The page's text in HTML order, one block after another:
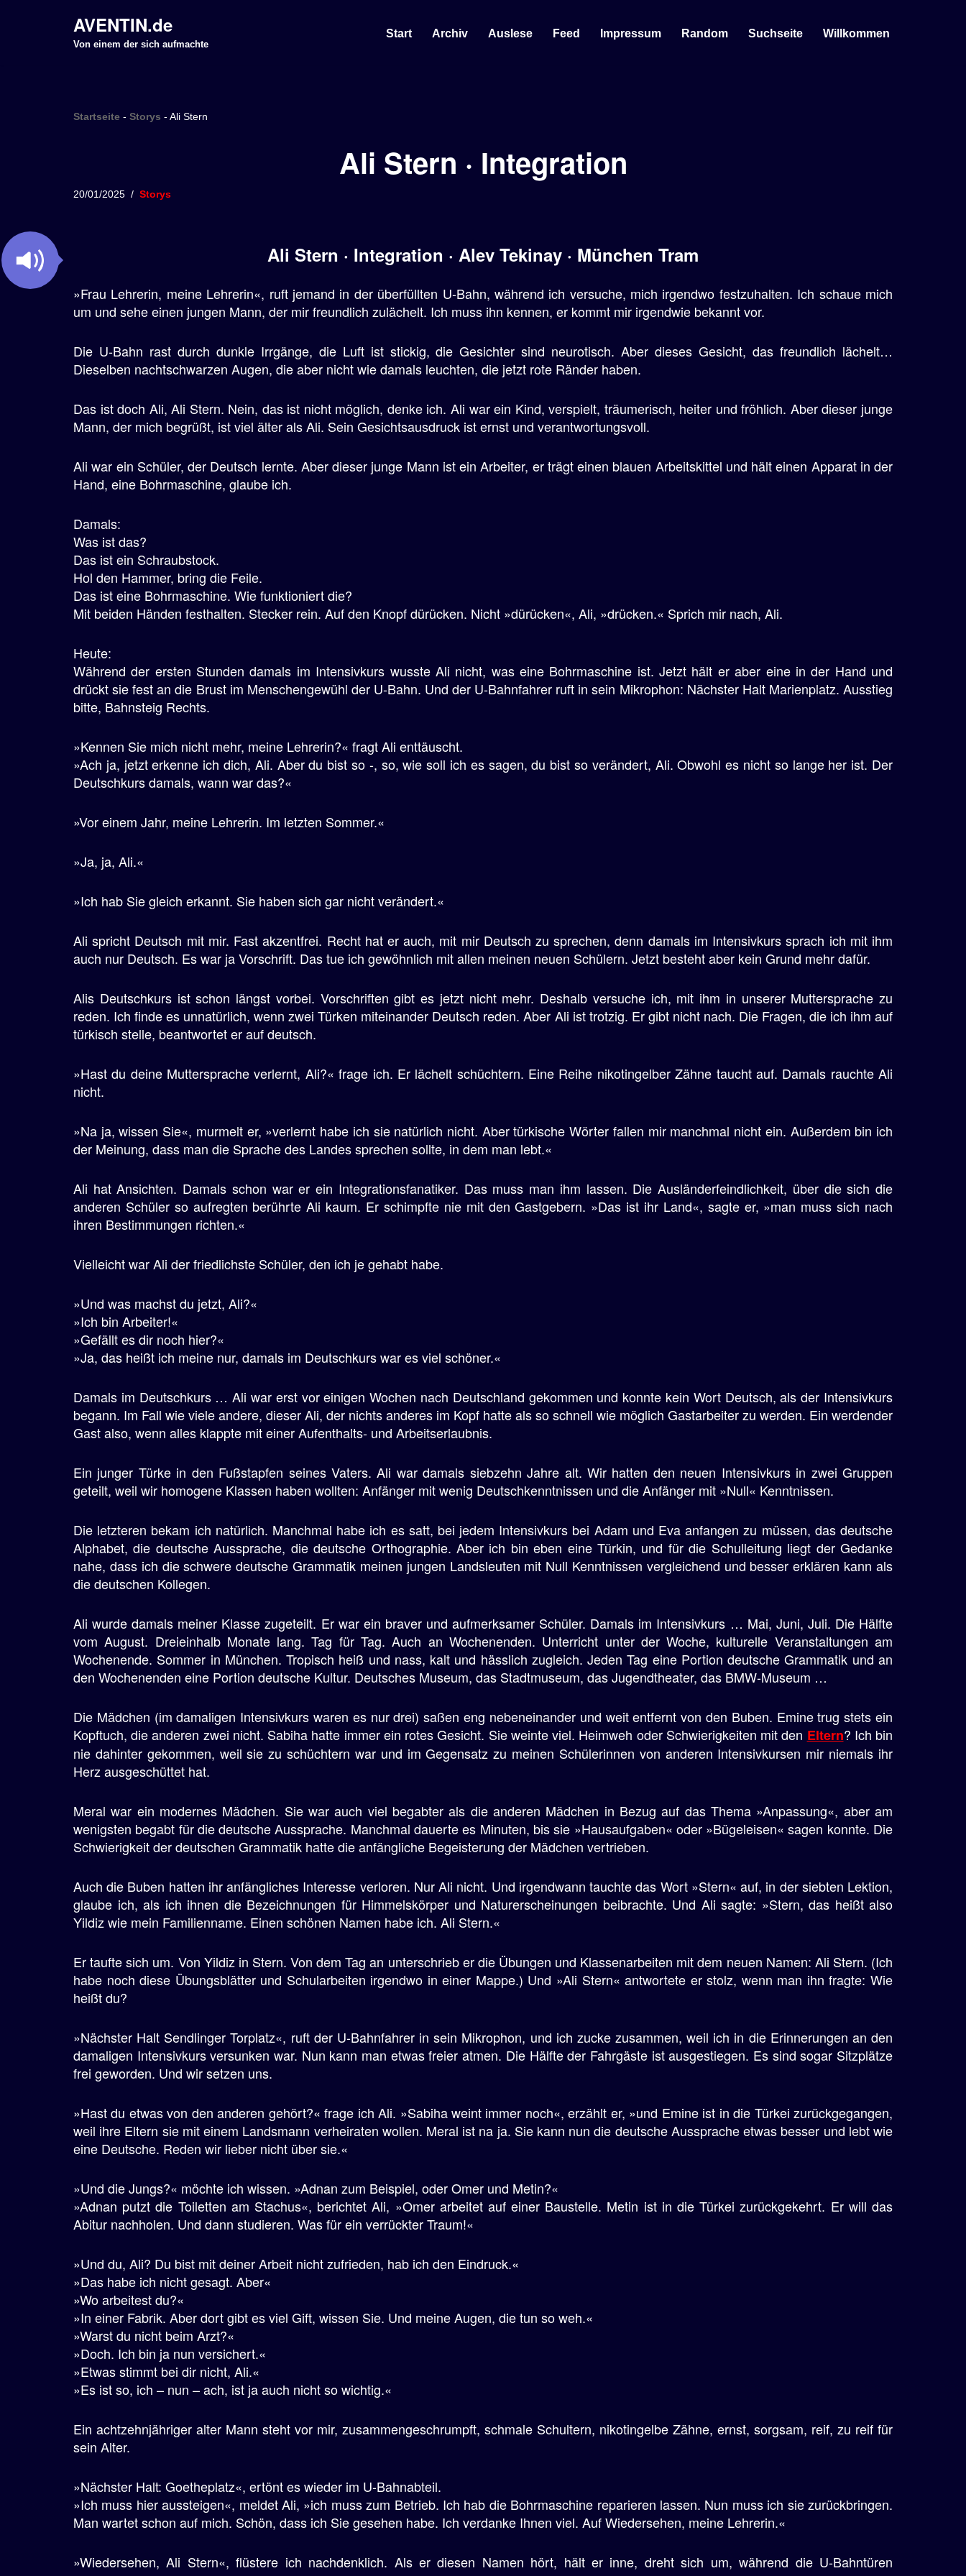
p
AVENTIN.de
Von einem der sich aufmachte
Start Archiv Auslese Feed Impressum Random Suchseite Willkommen
Startseite - Storys - Ali Stern
Ali Stern · Integration
20/01/2025 Storys
Ali Stern · Integration · Alev Tekinay · München Tram
»Frau Lehrerin, meine Lehrerin«, ruft jemand in der überfüllten U-Bahn, während ich versuche, mich irgendwo festzuhalten. Ich schaue mich
um und sehe einen jungen Mann, der mir freundlich zulächelt. Ich muss ihn kennen, er kommt mir irgendwie bekannt vor.
Die U-Bahn rast durch dunkle Irrgänge, die Luft ist stickig, die Gesichter sind neurotisch. Aber dieses Gesicht, das freundlich lächelt…
Dieselben nachtschwarzen Augen, die aber nicht wie damals leuchten, die jetzt rote Ränder haben.
Das ist doch Ali, Ali Stern. Nein, das ist nicht möglich, denke ich. Ali war ein Kind, verspielt, träumerisch, heiter und fröhlich. Aber dieser junge
Mann, der mich begrüßt, ist viel älter als Ali. Sein Gesichtsausdruck ist ernst und verantwortungsvoll.
Ali war ein Schüler, der Deutsch lernte. Aber dieser junge Mann ist ein Arbeiter, er trägt einen blauen Arbeitskittel und hält einen Apparat in der
Hand, eine Bohrmaschine, glaube ich.
Damals:
Was ist das?
Das ist ein Schraubstock.
Hol den Hammer, bring die Feile.
Das ist eine Bohrmaschine. Wie funktioniert die?
Mit beiden Händen festhalten. Stecker rein. Auf den Knopf dürücken. Nicht »dürücken«, Ali, »drücken.« Sprich mir nach, Ali.
Heute:
Während der ersten Stunden damals im Intensivkurs wusste Ali nicht, was eine Bohrmaschine ist. Jetzt hält er aber eine in der Hand und
drückt sie fest an die Brust im Menschengewühl der U-Bahn. Und der U-Bahnfahrer ruft in sein Mikrophon: Nächster Halt Marienplatz. Ausstieg
bitte, Bahnsteig Rechts.
»Kennen Sie mich nicht mehr, meine Lehrerin?« fragt Ali enttäuscht.
»Ach ja, jetzt erkenne ich dich, Ali. Aber du bist so -, so, wie soll ich es sagen, du bist so verändert, Ali. Obwohl es nicht so lange her ist. Der
Deutschkurs damals, wann war das?«
»Vor einem Jahr, meine Lehrerin. Im letzten Sommer.«
»Ja, ja, Ali.«
»Ich hab Sie gleich erkannt. Sie haben sich gar nicht verändert.«
Ali spricht Deutsch mit mir. Fast akzentfrei. Recht hat er auch, mit mir Deutsch zu sprechen, denn damals im Intensivkurs sprach ich mit ihm
auch nur Deutsch. Es war ja Vorschrift. Das tue ich gewöhnlich mit allen meinen neuen Schülern. Jetzt besteht aber kein Grund mehr dafür.
Alis Deutschkurs ist schon längst vorbei. Vorschriften gibt es jetzt nicht mehr. Deshalb versuche ich, mit ihm in unserer Muttersprache zu
reden. Ich finde es unnatürlich, wenn zwei Türken miteinander Deutsch reden. Aber Ali ist trotzig. Er gibt nicht nach. Die Fragen, die ich ihm auf
türkisch stelle, beantwortet er auf deutsch.
»Hast du deine Muttersprache verlernt, Ali?« frage ich. Er lächelt schüchtern. Eine Reihe nikotingelber Zähne taucht auf. Damals rauchte Ali
nicht.
»Na ja, wissen Sie«, murmelt er, »verlernt habe ich sie natürlich nicht. Aber türkische Wörter fallen mir manchmal nicht ein. Außerdem bin ich
der Meinung, dass man die Sprache des Landes sprechen sollte, in dem man lebt.«
Ali hat Ansichten. Damals schon war er ein Integrationsfanatiker. Das muss man ihm lassen. Die Ausländerfeindlichkeit, über die sich die
anderen Schüler so aufregten berührte Ali kaum. Er schimpfte nie mit den Gastgebern. »Das ist ihr Land«, sagte er, »man muss sich nach
ihren Bestimmungen richten.«
Vielleicht war Ali der friedlichste Schüler, den ich je gehabt habe.
»Und was machst du jetzt, Ali?«
»Ich bin Arbeiter!«
»Gefällt es dir noch hier?«
»Ja, das heißt ich meine nur, damals im Deutschkurs war es viel schöner.«
Damals im Deutschkurs … Ali war erst vor einigen Wochen nach Deutschland gekommen und konnte kein Wort Deutsch, als der Intensivkurs
begann. Im Fall wie viele andere, dieser Ali, der nichts anderes im Kopf hatte als so schnell wie möglich Gastarbeiter zu werden. Ein werdender
Gast also, wenn alles klappte mit einer Aufenthalts- und Arbeitserlaubnis.
Ein junger Türke in den Fußstapfen seines Vaters. Ali war damals siebzehn Jahre alt. Wir hatten den neuen Intensivkurs in zwei Gruppen
geteilt, weil wir homogene Klassen haben wollten: Anfänger mit wenig Deutschkenntnissen und die Anfänger mit »Null« Kenntnissen.
Die letzteren bekam ich natürlich. Manchmal habe ich es satt, bei jedem Intensivkurs bei Adam und Eva anfangen zu müssen, das deutsche
Alphabet, die deutsche Aussprache, die deutsche Orthographie. Aber ich bin eben eine Türkin, und für die Schulleitung liegt der Gedanke
nahe, dass ich die schwere deutsche Grammatik meinen jungen Landsleuten mit Null Kenntnissen vergleichend und besser erklären kann als
die deutschen Kollegen.
Ali wurde damals meiner Klasse zugeteilt. Er war ein braver und aufmerksamer Schüler. Damals im Intensivkurs … Mai, Juni, Juli. Die Hälfte
vom August. Dreieinhalb Monate lang. Tag für Tag. Auch an Wochenenden. Unterricht unter der Woche, kulturelle Veranstaltungen am
Wochenende. Sommer in München. Tropisch heiß und nass, kalt und hässlich zugleich. Jeden Tag eine Portion deutsche Grammatik und an
den Wochenenden eine Portion deutsche Kultur. Deutsches Museum, das Stadtmuseum, das Jugendtheater, das BMW-Museum …
Die Mädchen (im damaligen Intensivkurs waren es nur drei) saßen eng nebeneinander und weit entfernt von den Buben. Emine trug stets ein
Kopftuch, die anderen zwei nicht. Sabiha hatte immer ein rotes Gesicht. Sie weinte viel. Heimweh oder Schwierigkeiten mit den Eltern? Ich bin
nie dahinter gekommen, weil sie zu schüchtern war und im Gegensatz zu meinen Schülerinnen von anderen Intensivkursen mir niemals ihr
Herz ausgeschüttet hat.
Meral war ein modernes Mädchen. Sie war auch viel begabter als die anderen Mädchen in Bezug auf das Thema »Anpassung«, aber am
wenigsten begabt für die deutsche Aussprache. Manchmal dauerte es Minuten, bis sie »Hausaufgaben« oder »Bügeleisen« sagen konnte. Die
Schwierigkeit der deutschen Grammatik hatte die anfängliche Begeisterung der Mädchen vertrieben.
Auch die Buben hatten ihr anfängliches Interesse verloren. Nur Ali nicht. Und irgendwann tauchte das Wort »Stern« auf, in der siebten Lektion,
glaube ich, als ich ihnen die Bezeichnungen für Himmelskörper und Naturerscheinungen beibrachte. Und Ali sagte: »Stern, das heißt also
Yildiz wie mein Familienname. Einen schönen Namen habe ich. Ali Stern.«
Er taufte sich um. Von Yildiz in Stern. Von dem Tag an unterschrieb er die Übungen und Klassenarbeiten mit dem neuen Namen: Ali Stern. (Ich
habe noch diese Übungsblätter und Schularbeiten irgendwo in einer Mappe.) Und »Ali Stern« antwortete er stolz, wenn man ihn fragte: Wie
heißt du?
»Nächster Halt Sendlinger Torplatz«, ruft der U-Bahnfahrer in sein Mikrophon, und ich zucke zusammen, weil ich in die Erinnerungen an den
damaligen Intensivkurs versunken war. Nun kann man etwas freier atmen. Die Hälfte der Fahrgäste ist ausgestiegen. Es sind sogar Sitzplätze
frei geworden. Und wir setzen uns.
»Hast du etwas von den anderen gehört?« frage ich Ali. »Sabiha weint immer noch«, erzählt er, »und Emine ist in die Türkei zurückgegangen,
weil ihre Eltern sie mit einem Landsmann verheiraten wollen. Meral ist na ja. Sie kann nun die deutsche Aussprache etwas besser und lebt wie
eine Deutsche. Reden wir lieber nicht über sie.«
»Und die Jungs?« möchte ich wissen. »Adnan zum Beispiel, oder Omer und Metin?«
»Adnan putzt die Toiletten am Stachus«, berichtet Ali, »Omer arbeitet auf einer Baustelle. Metin ist in die Türkei zurückgekehrt. Er will das
Abitur nachholen. Und dann studieren. Was für ein verrückter Traum!«
»Und du, Ali? Du bist mit deiner Arbeit nicht zufrieden, hab ich den Eindruck.«
»Das habe ich nicht gesagt. Aber«
»Wo arbeitest du?«
»In einer Fabrik. Aber dort gibt es viel Gift, wissen Sie. Und meine Augen, die tun so weh.«
»Warst du nicht beim Arzt?«
»Doch. Ich bin ja nun versichert.«
»Etwas stimmt bei dir nicht, Ali.«
»Es ist so, ich – nun – ach, ist ja auch nicht so wichtig.«
Ein achtzehnjähriger alter Mann steht vor mir, zusammengeschrumpft, schmale Schultern, nikotingelbe Zähne, ernst, sorgsam, reif, zu reif für
sein Alter.
»Nächster Halt: Goetheplatz«, ertönt es wieder im U-Bahnabteil.
»Ich muss hier aussteigen«, meldet Ali, »ich muss zum Betrieb. Ich hab die Bohrmaschine reparieren lassen. Nun muss ich sie zurückbringen.
Man wartet schon auf mich. Schön, dass ich Sie gesehen habe. Ich verdanke Ihnen viel. Auf Wiedersehen, meine Lehrerin.«
»Wiedersehen, Ali Stern«, flüstere ich nachdenklich. Als er diesen Namen hört, hält er inne, dreht sich um, während die U-Bahntüren